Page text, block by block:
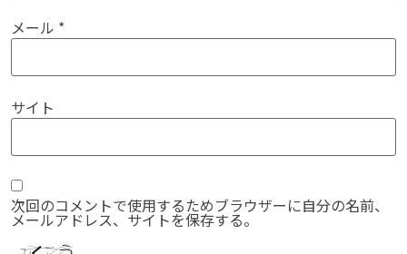
メール *
サイト
次回のコメントで使用するためブラウザーに自分の名前、
メールアドレス、サイトを保存する。